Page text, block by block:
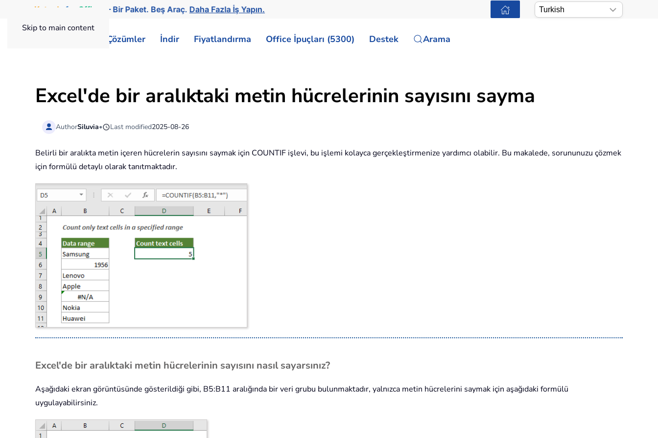
Skip to main content
Kutools for Office — Bir Paket. Beş Araç.Daha Fazla İş Yapın.
Çözümler İndir Fiyatlandırma Office İpuçları (5300) Destek Arama
Excel'de bir aralıktaki metin hücrelerinin sayısını sayma
AuthorSiluvia• Last modified2025-08-26
Belirli bir aralıkta metin içeren hücrelerin sayısını saymak için COUNTIF işlevi, bu işlemi kolayca gerçekleştirmenize yardımcı olabilir. Bu makalede, sorununuzu çözmek
için formülü detaylı olarak tanıtmaktadır.
Excel'de bir aralıktaki metin hücrelerinin sayısını nasıl sayarsınız?
Aşağıdaki ekran görüntüsünde gösterildiği gibi, B5:B11 aralığında bir veri grubu bulunmaktadır, yalnızca metin hücrelerini saymak için aşağıdaki formülü
uygulayabilirsiniz.